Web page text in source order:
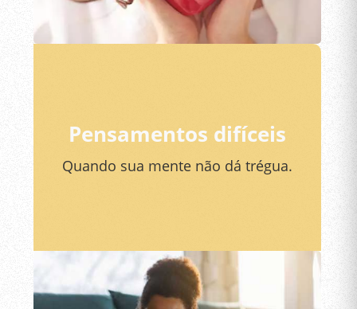
Pensamentos difíceis
Quando sua mente não dá trégua.